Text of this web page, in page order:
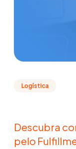
Logística
Descubra
pelo